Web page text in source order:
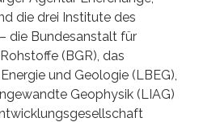
die drei Institute des
die Bundesanstalt für
(BGR), das
und Geologie (LBEG),
Geophysik (LIAG)